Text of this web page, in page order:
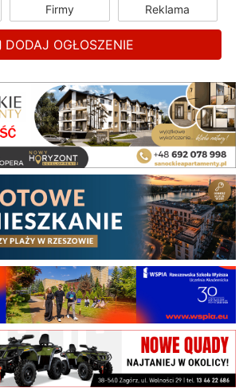
Firmy Reklama
DODAJ OGŁOSZENIE